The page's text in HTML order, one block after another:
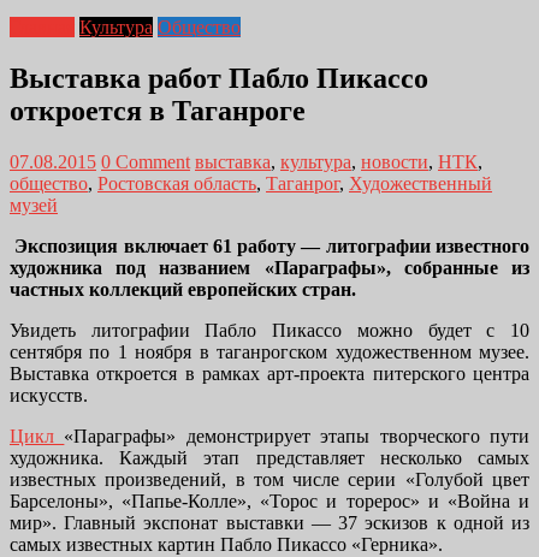
Культура Общество
Выставка работ Пабло Пикассо
откроется в Таганроге
07.08.2015 0 Comment выставка, культура, новости, НТК,
общество, Ростовская область, Таганрог, Художественный
музей
Экспозиция включает 61 работу — литографии известного
художника под названием «Параграфы», собранные из
частных коллекций европейских стран.
Увидеть литографии Пабло Пикассо можно будет с 10
сентября по 1 ноября в таганрогском художественном музее.
Выставка откроется в рамках арт-проекта питерского центра
искусств.
Цикл «Параграфы» демонстрирует этапы творческого пути
художника. Каждый этап представляет несколько самых
известных произведений, в том числе серии «Голубой цвет
Барселоны», «Папье-Колле», «Торос и торерос» и «Война и
мир». Главный экспонат выставки — 37 эскизов к одной из
самых известных картин Пабло Пикассо «Герника».